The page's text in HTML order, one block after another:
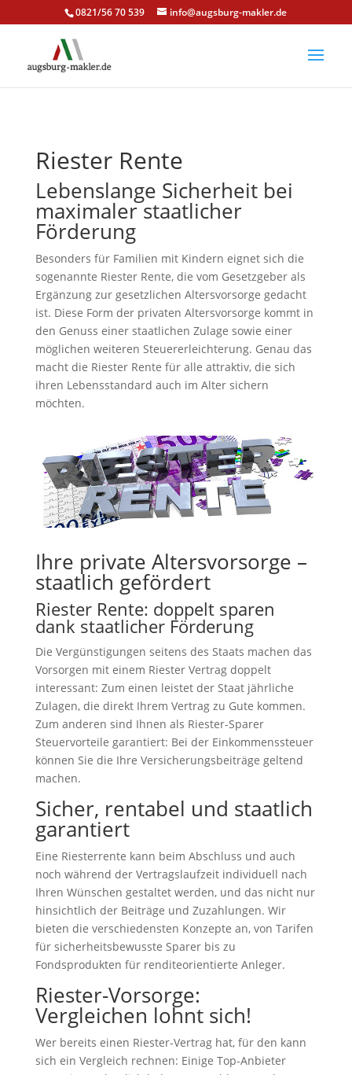
0821/56 70 539 info@augsburg-makler.de
Riester Rente
Lebenslange Sicherheit bei
maximaler staatlicher
Förderung
Besonders für Familien mit Kindern eignet sich die
sogenannte Riester Rente, die vom Gesetzgeber als
Ergänzung zur gesetzlichen Altersvorsorge gedacht
ist. Diese Form der privaten Altersvorsorge kommt in
den Genuss einer staatlichen Zulage sowie einer
möglichen weiteren Steuererleichterung. Genau das
macht die Riester Rente für alle attraktiv, die sich
ihren Lebensstandard auch im Alter sichern
möchten.
Ihre private Altersvorsorge –
staatlich gefördert
Riester Rente: doppelt sparen
dank staatlicher Förderung
Die Vergünstigungen seitens des Staats machen das
Vorsorgen mit einem Riester Vertrag doppelt
interessant: Zum einen leistet der Staat jährliche
Zulagen, die direkt Ihrem Vertrag zu Gute kommen.
Zum anderen sind Ihnen als Riester-Sparer
Steuervorteile garantiert: Bei der Einkommenssteuer
können Sie die Ihre Versicherungsbeiträge geltend
machen.
Sicher, rentabel und staatlich
garantiert
Eine Riesterrente kann beim Abschluss und auch
noch während der Vertragslaufzeit individuell nach
Ihren Wünschen gestaltet werden, und das nicht nur
hinsichtlich der Beiträge und Zuzahlungen. Wir
bieten die verschiedensten Konzepte an, von Tarifen
für sicherheitsbewusste Sparer bis zu
Fondsprodukten für renditeorientierte Anleger.
Riester-Vorsorge:
Vergleichen lohnt sich!
Wer bereits einen Riester-Vertrag hat, für den kann
sich ein Vergleich rechnen: Einige Top-Anbieter